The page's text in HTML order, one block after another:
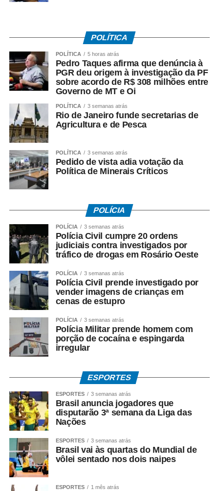
mas não houve acordo.
Entre as principais reivindicações da categoria estão
reajuste salarial, valorização dos pisos remuneratórios,
ampliação do auxílio-alimentação para R$ 1 mil e o
pagamento do intervalo para refeição como hora
extraordinária.
COMENTE ABAIXO:
WhatsApp
Facebook
POLÍTICA
POLÍTICA 5 horas atrás
Pedro Taques afirma que denúncia à
PGR deu origem à investigação da PF
sobre acordo de R$ 308 milhões entre
Governo de MT e Oi
POLÍTICA 3 semanas atrás
Rio de Janeiro funde secretarias de
Agricultura e de Pesca
POLÍTICA 3 semanas atrás
Pedido de vista adia votação da
Política de Minerais Críticos
POLÍCIA
POLÍCIA 3 semanas atrás
Polícia Civil cumpre 20 ordens
judiciais contra investigados por
tráfico de drogas em Rosário Oeste
POLÍCIA 3 semanas atrás
Polícia Civil prende investigado por
vender imagens de crianças em
cenas de estupro
POLÍCIA 3 semanas atrás
Polícia Militar prende homem com
porção de cocaína e espingarda
irregular
ESPORTES
ESPORTES 3 semanas atrás
Brasil anuncia jogadores que
disputarão 3ª semana da Liga das
Nações
ESPORTES 3 semanas atrás
Brasil vai às quartas do Mundial de
vôlei sentado nos dois naipes
ESPORTES 1 mês atrás